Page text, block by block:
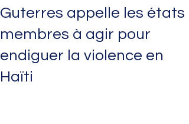
Guterres appelle les états
membres à agir pour
endiguer la violence en
Haïti